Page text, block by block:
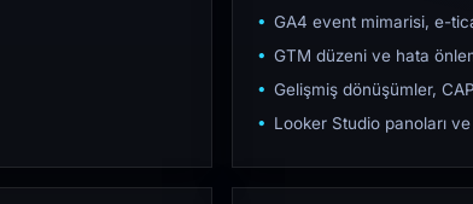
GA4 event mimarisi, e-
GTM düzeni ve hata
Gelişmiş dönüşümler,
Looker Studio panoları